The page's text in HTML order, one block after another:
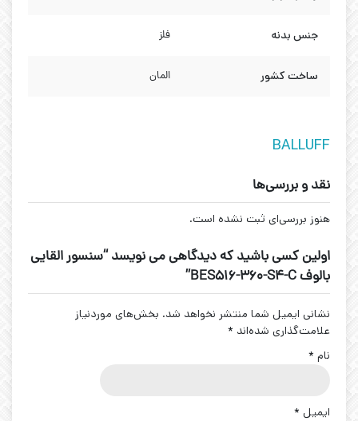
جنس بدنه فلز
ساخت کشور المان
BALLUFF
نقد و بررسی‌ها
هنوز بررسی‌ای ثبت نشده است.
اولین کسی باشید که دیدگاهی می نویسد “سنسور القایی
بالوف BES516-360-S4-C”
نشانی ایمیل شما منتشر نخواهد شد. بخش‌های موردنیاز
علامت‌گذاری شده‌اند *
نام *
ایمیل *